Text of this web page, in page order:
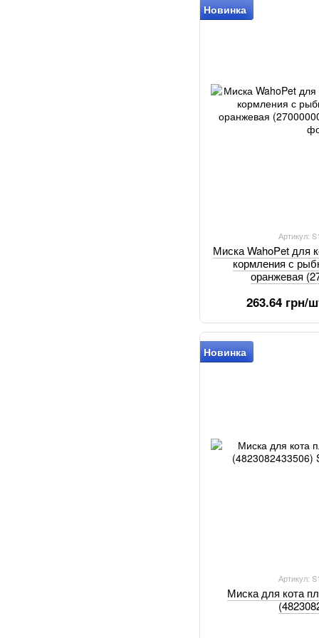
Новинка
Артикул:
Миска WahoPet для
кормления с
оранжевая
263.64 грн/
Новинка
Артикул:
Миска для кота